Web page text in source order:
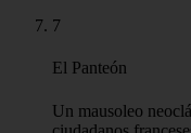
7
El Panteón
Un mausoleo